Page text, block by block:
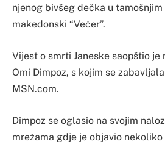
njenog bivšeg dečka u
makedonski “Večer”.
Vijest o smrti Janeske saopštio je
Omi Dimpoz, s kojim se
MSN.com.
Dimpoz se oglasio na svojim
mrežama gdje je objavio